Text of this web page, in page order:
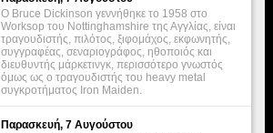
Ο Bruce Dickinson γεννήθηκε το 1958 στο
Worksop του Nottinghamshire της Αγγλίας, είναι
τραγουδιστής, πιλότος, ξιφομάχος, εκφωνητής,
συγγραφέας, σεναριογράφος, ηθοποιός και
διευθυντής μάρκετινγκ, περισσότερο γνωστός
όμως ως ο τραγουδιστής του heavy metal
συγκροτήματος Iron Maiden.
Παρασκευή, 7 Αυγούστου